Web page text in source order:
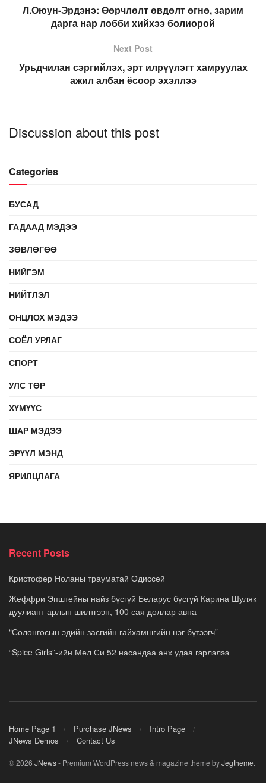
Л.Оюун-Эрдэнэ: Өөрчлөлт өвдөлт өгнө, зарим
дарга нар лобби хийхээ болиорой
Next Post
Урьдчилан сэргийлэх, эрт илрүүлэгт хамруулах
ажил албан ёсоор эхэллээ
Discussion about this post
Categories
БУСАД
ГАДААД МЭДЭЭ
ЗӨВЛӨГӨӨ
НИЙГЭМ
НИЙТЛЭЛ
ОНЦЛОХ МЭДЭЭ
СОЁЛ УРЛАГ
СПОРТ
УЛС ТӨР
ХҮМҮҮС
ШАР МЭДЭЭ
ЭРҮҮЛ МЭНД
ЯРИЛЦЛАГА
Recent Posts
Кристофер Ноланы трауматай Одиссей
Жеффри Эпштейны найз бүсгүй Беларус бүсгүй Карина Шуляк
дуулиант арлын шилтгээн, 100 сая доллар авна
“Солонгосын эдийн засгийн гайхамшгийн нэг бүтээгч”
“Spice Girls”-ийн Мел Си 52 насандаа анх удаа гэрлэлээ
Home Page 1 Purchase JNews
Intro Page
JNews Demos
Contact Us
© 2026 JNews- Premium WordPress news & magazine theme byJegtheme.